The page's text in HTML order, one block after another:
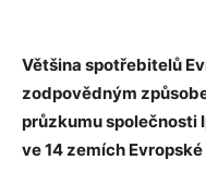
Většina spotřebitelů
zodpovědným
průzkumu společnosti
ve 14 zemích Evropské